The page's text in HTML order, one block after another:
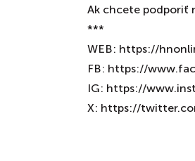
Ak chcete podporiť
***
WEB: https://
FB: https://
IG: https://
X: https://